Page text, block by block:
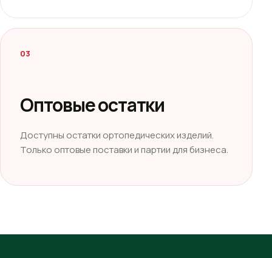
03
Оптовые остатки
Доступны остатки ортопедических изделий.
Только оптовые поставки и партии для бизнеса.